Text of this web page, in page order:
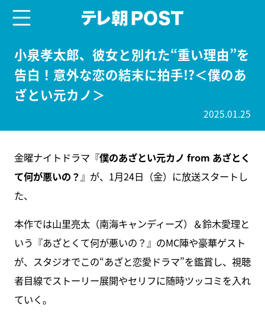
小泉孝太郎、彼女と別れた“重い理由”を
告白！意外な恋の結末に拍手!?＜僕のあ
ざとい元カノ＞
2025.01.25
金曜ナイトドラマ『僕のあざとい元カノ from あざとく
て何が悪いの？ 』が、1月24日（金）に放送スタートし
た、
本作では山里亮太（南海キャンディーズ）＆鈴木愛理と
いう『あざとくて何が悪いの？』のMC陣や豪華ゲスト
が、スタジオでこの“あざと恋愛ドラマ”を鑑賞し、視聴
者目線でストーリー展開やセリフに随時ツッコミを入れ
ていく。